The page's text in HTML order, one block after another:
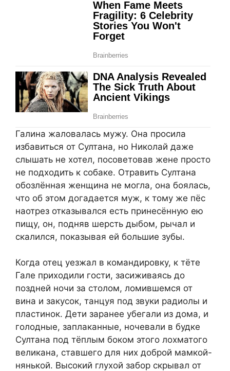
Галина жаловалась мужу. Она просила
избавиться от Султана, но Николай даже
слышать не хотел, посоветовав жене просто
не подходить к собаке. Отравить Султана
обозлённая женщина не могла, она боялась,
что об этом догадается муж, к тому же пёс
наотрез отказывался есть принесённую ею
пищу, он, подняв шерсть дыбом, рычал и
скалился, показывая ей большие зубы.
Когда отец уезжал в командировку, к тёте
Гале приходили гости, засиживаясь до
поздней ночи за столом, ломившемся от
вина и закусок, танцуя под звуки радиолы и
пластинок. Дети заранее убегали из дома, и
голодные, заплаканные, ночевали в будке
Султана под тёплым боком этого лохматого
великана, ставшего для них доброй мамкой-
нянькой. Высокий глухой забор скрывал от